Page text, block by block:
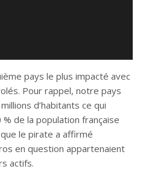
pays le plus impacté avec
Pour rappel, notre pays
d’habitants ce qui
de la population française
le pirate a affirmé
en question appartenaient
actifs.